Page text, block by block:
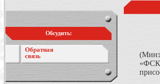
Обсудить:
Обратная
связь
В